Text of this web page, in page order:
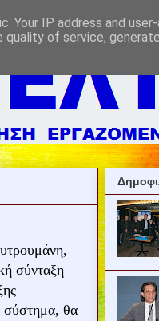
σύνταξη
σύστημα, θα
Your IP address and
of service,